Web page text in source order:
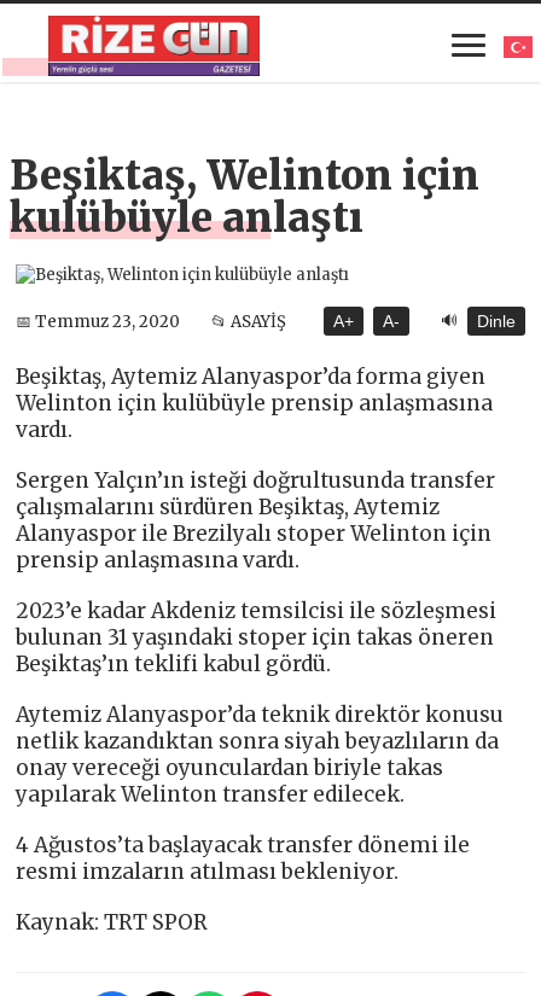
Beşiktaş, Welinton için
kulübüyle anlaştı
📅 Temmuz 23, 2020 📂 ASAYİŞ A+ A- 🔊 Dinle
Beşiktaş, Aytemiz Alanyaspor’da forma giyen
Welinton için kulübüyle prensip anlaşmasına
vardı.
Sergen Yalçın’ın isteği doğrultusunda transfer
çalışmalarını sürdüren Beşiktaş, Aytemiz
Alanyaspor ile Brezilyalı stoper Welinton için
prensip anlaşmasına vardı.
2023’e kadar Akdeniz temsilcisi ile sözleşmesi
bulunan 31 yaşındaki stoper için takas öneren
Beşiktaş’ın teklifi kabul gördü.
Aytemiz Alanyaspor’da teknik direktör konusu
netlik kazandıktan sonra siyah beyazlıların da
onay vereceği oyunculardan biriyle takas
yapılarak Welinton transfer edilecek.
4 Ağustos’ta başlayacak transfer dönemi ile
resmi imzaların atılması bekleniyor.
Kaynak: TRT SPOR